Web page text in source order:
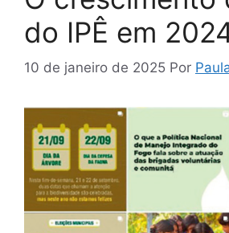
do IPÊ em
10 de janeiro de 2025 Por